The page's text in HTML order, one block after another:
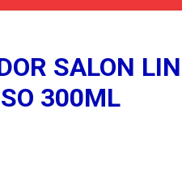
SALON
300ML